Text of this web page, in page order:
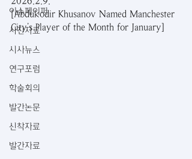
이슈페이퍼
사진자료
시사뉴스
연구포럼
학술회의
발간논문
신착자료
발간자료
[Abdukodir Khusanov Named Manchester
City’s Player of the Month for January]